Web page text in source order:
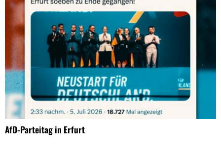
AfD-Parteitag in Erfurt